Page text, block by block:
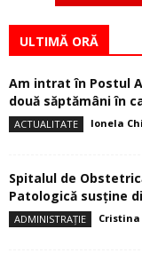
ULTIMĂ ORĂ
Am intrat în Postul
două săptămâni în
ACTUALITATE Ionela
Spitalul de
Patologică susţine
ADMINISTRAȚIE Cristina